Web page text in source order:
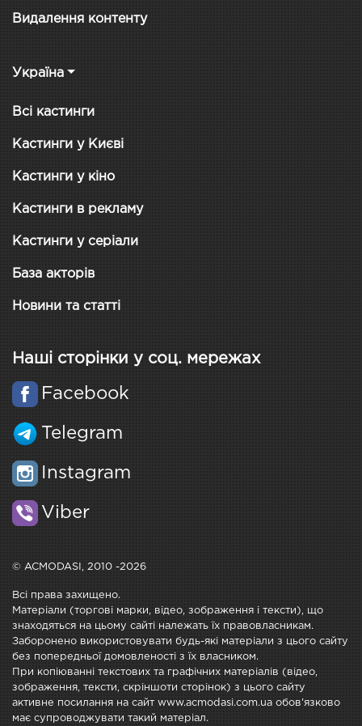
Видалення контенту
Україна
Всі кастинги
Кастинги у Києві
Кастинги у кіно
Кастинги в рекламу
Кастинги у серіали
База акторів
Новини та статті
Наші сторінки у соц. мережах
Facebook
Telegram
Instagram
Viber
© ACMODASI, 2010 -2026
Всі права захищено.
Матеріали (торгові марки, відео, зображення і тексти), що
знаходяться на цьому сайті належать їх правовласникам.
Заборонено використовувати будь-які матеріали з цього сайту
без попередньої домовленості з їх власником.
При копіюванні текстових та графічних матеріалів (відео,
зображення, тексти, скріншоти сторінок) з цього сайту
активне посилання на сайт www.acmodasi.com.ua обов'язково
має супроводжувати такий матеріал.